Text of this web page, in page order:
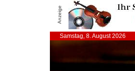
Anzeige
Samstag, 8. August 2026